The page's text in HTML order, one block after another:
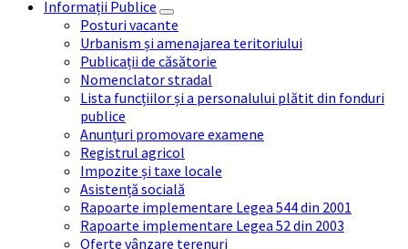
Informații Publice
Posturi vacante
Urbanism și amenajarea teritoriului
Publicații de căsătorie
Nomenclator stradal
Lista funcțiilor și a personalului plătit din fonduri
publice
Anunțuri promovare examene
Registrul agricol
Impozite și taxe locale
Asistență socială
Rapoarte implementare Legea 544 din 2001
Rapoarte implementare Legea 52 din 2003
Oferte vânzare terenuri